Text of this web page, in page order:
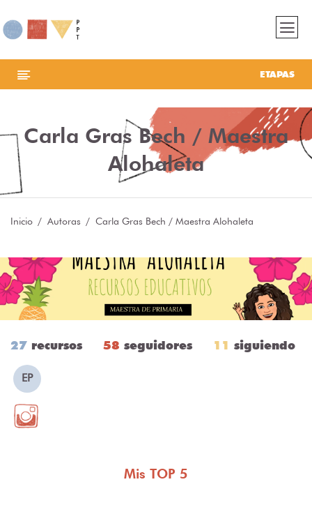
ETAPAS
Carla Gras Bech / Maestra
Alohaleta
Inicio Autoras Carla Gras Bech / Maestra Alohaleta
27 recursos 58 seguidores 11 siguiendo
EP
Mis TOP 5